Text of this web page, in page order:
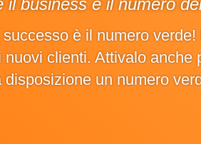
il business e il numero
è il numero
clienti. Attivalo
un numero